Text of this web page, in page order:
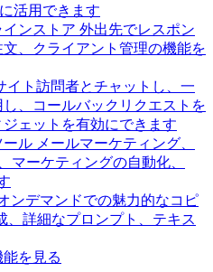
活用できます
ンストア 外出先でレスポン
、クライアント管理の機能を
イト訪問者とチャットし、一
、コールバックリクエストを
ェットを有効にできます
ール メールマーケティング、
マーケティングの自動化、
ンデマンドでの魅力的なコピ
、詳細なプロンプト、テキス
を見る